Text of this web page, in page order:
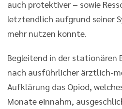
auch protektiver – sowie
letztendlich aufgrund seiner
mehr nutzen konnte.
Begleitend in der stationären
nach ausführlicher ärztlich-
Aufklärung das Opiod,
Monate einnahm,